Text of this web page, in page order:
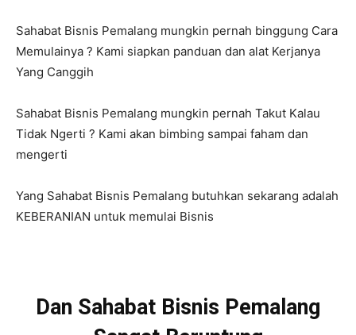
Sahabat Bisnis Pemalang mungkin pernah binggung Cara
Memulainya ? Kami siapkan panduan dan alat Kerjanya
Yang Canggih
Sahabat Bisnis Pemalang mungkin pernah Takut Kalau
Tidak Ngerti ? Kami akan bimbing sampai faham dan
mengerti
Yang Sahabat Bisnis Pemalang butuhkan sekarang adalah
KEBERANIAN untuk memulai Bisnis
Dan Sahabat Bisnis Pemalang